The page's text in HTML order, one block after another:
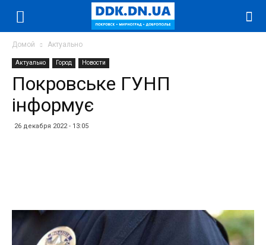
Домой Актуально
Актуально Город Новости
Покровське ГУНП
інформує
26 декабря 2022 - 13:05